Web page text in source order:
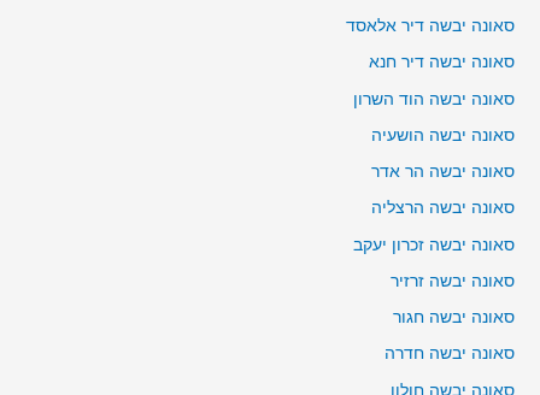
סאונה יבשה דיר אלאסד
סאונה יבשה דיר חנא
סאונה יבשה הוד השרון
סאונה יבשה הושעיה
סאונה יבשה הר אדר
סאונה יבשה הרצליה
סאונה יבשה זכרון יעקב
סאונה יבשה זרזיר
סאונה יבשה חגור
סאונה יבשה חדרה
סאונה יבשה חולון